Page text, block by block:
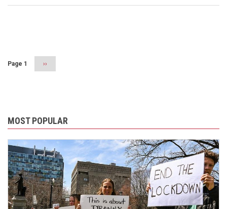
Page 1
Next
››
MOST POPULAR